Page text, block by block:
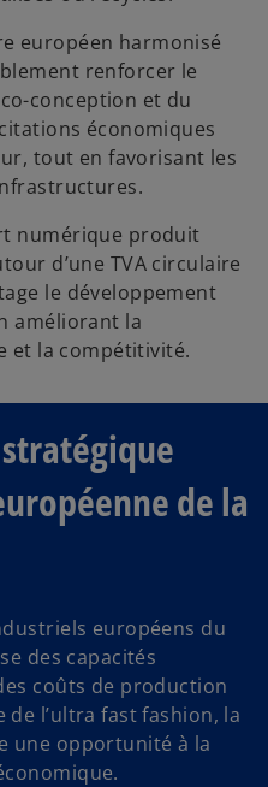
européen harmonisé
renforcer le
conception et du
économiques
tout en favorisant les
numérique produit
d’une TVA circulaire
le développement
améliorant la
et la compétitivité.
de la
européens du
des capacités
coûts de production
l’ultra fast fashion, la
une opportunité à la